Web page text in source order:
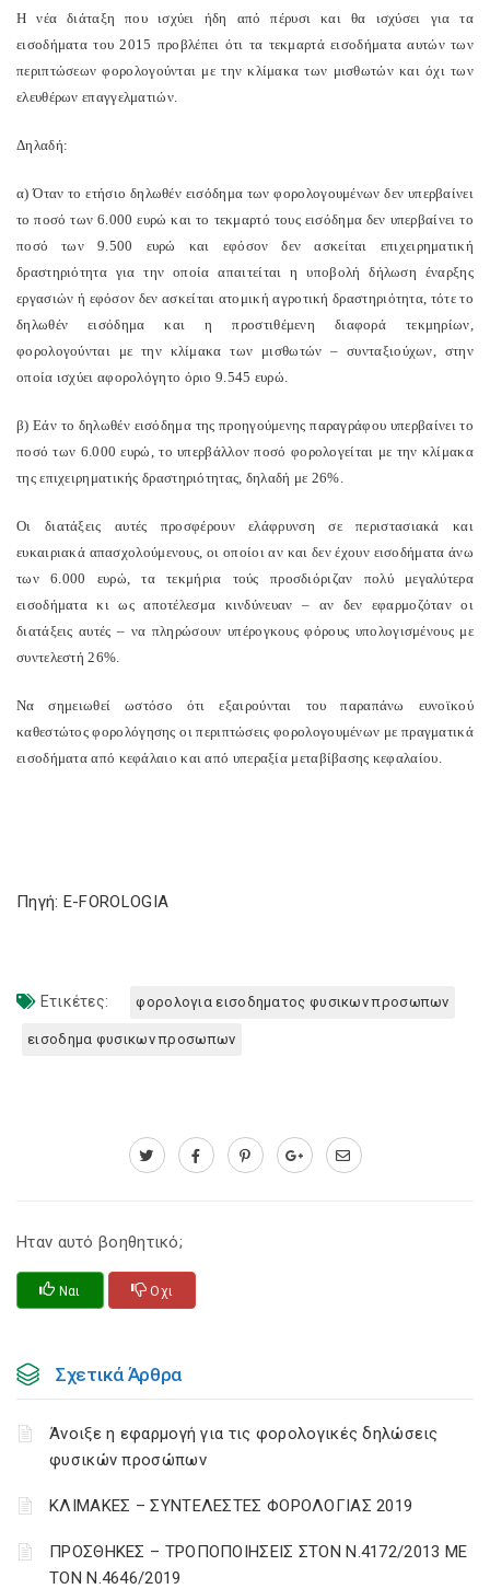
Η νέα διάταξη που ισχύει ήδη από πέρυσι και θα ισχύσει για τα
εισοδήματα του 2015 προβλέπει ότι τα τεκμαρτά εισοδήματα αυτών των
περιπτώσεων φορολογούνται με την κλίμακα των μισθωτών και όχι των
ελευθέρων επαγγελματιών.
Δηλαδή:
α) Όταν το ετήσιο δηλωθέν εισόδημα των φορολογουμένων δεν υπερβαίνει
το ποσό των 6.000 ευρώ και το τεκμαρτό τους εισόδημα δεν υπερβαίνει το
ποσό των 9.500 ευρώ και εφόσον δεν ασκείται επιχειρηματική
δραστηριότητα για την οποία απαιτείται η υποβολή δήλωση έναρξης
εργασιών ή εφόσον δεν ασκείται ατομική αγροτική δραστηριότητα, τότε το
δηλωθέν εισόδημα και η προστιθέμενη διαφορά τεκμηρίων,
φορολογούνται με την κλίμακα των μισθωτών – συνταξιούχων, στην
οποία ισχύει αφορολόγητο όριο 9.545 ευρώ.
β) Εάν το δηλωθέν εισόδημα της προηγούμενης παραγράφου υπερβαίνει το
ποσό των 6.000 ευρώ, το υπερβάλλον ποσό φορολογείται με την κλίμακα
της επιχειρηματικής δραστηριότητας, δηλαδή με 26%.
Οι διατάξεις αυτές προσφέρουν ελάφρυνση σε περιστασιακά και
ευκαιριακά απασχολούμενους, οι οποίοι αν και δεν έχουν εισοδήματα άνω
των 6.000 ευρώ, τα τεκμήρια τούς προσδιόριζαν πολύ μεγαλύτερα
εισοδήματα κι ως αποτέλεσμα κινδύνευαν – αν δεν εφαρμοζόταν οι
διατάξεις αυτές – να πληρώσουν υπέρογκους φόρους υπολογισμένους με
συντελεστή 26%.
Να σημειωθεί ωστόσο ότι εξαιρούνται του παραπάνω ευνοϊκού
καθεστώτος φορολόγησης οι περιπτώσεις φορολογουμένων με πραγματικά
εισοδήματα από κεφάλαιο και από υπεραξία μεταβίβασης κεφαλαίου.
Πηγή: E-FOROLOGIA
Ετικέτες: φορολογια εισοδηματος φυσικων προσωπων
εισοδημα φυσικων προσωπων
Ηταν αυτό βοηθητικό;
Ναι Οχι
Σχετικά Άρθρα
Άνοιξε η εφαρμογή για τις φορολογικές δηλώσεις
φυσικών προσώπων
ΚΛΙΜΑΚΕΣ – ΣΥΝΤΕΛΕΣΤΕΣ ΦΟΡΟΛΟΓΙΑΣ 2019
ΠΡΟΣΘΗΚΕΣ – ΤΡΟΠΟΠΟΙΗΣΕΙΣ ΣΤΟΝ Ν.4172/2013 ΜΕ
ΤΟΝ Ν.4646/2019